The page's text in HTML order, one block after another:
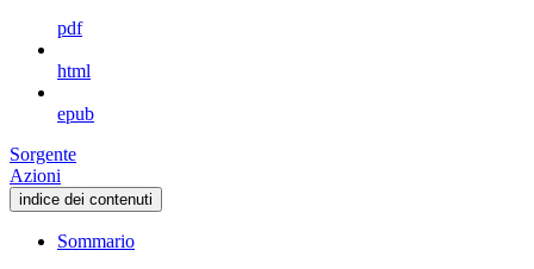
pdf
html
epub
Sorgente
Azioni
indice dei contenuti
Sommario